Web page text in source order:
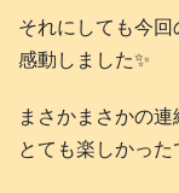
それにしても今
感動しました✨
まさかまさかの
とても楽しかっ